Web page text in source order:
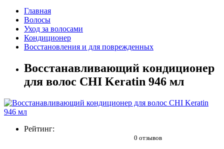
Главная
Волосы
Уход за волосами
Кондиционер
Восстановления и для поврежденных
Восстанавливающий кондиционер
для волос CHI Keratin 946 мл
Рейтинг:
0 отзывов